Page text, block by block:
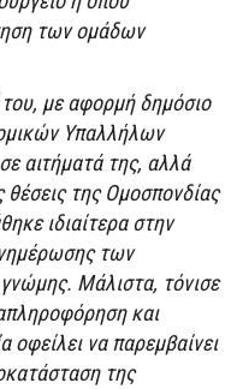
των ομάδων
με αφορμή δημόσιο
Υπαλλήλων
αιτήματά της, αλλά
της Ομοσπονδίας
ιδιαίτερα στην
των
Μάλιστα, τόνισε
και
να παρεμβαίνει
της